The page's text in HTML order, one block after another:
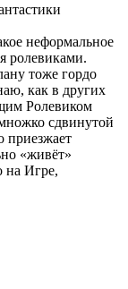
неформальное
ролевиками.
тоже гордо
как в других
Ролевиком
сдвинутой
приезжает
«живёт»
на Игре,